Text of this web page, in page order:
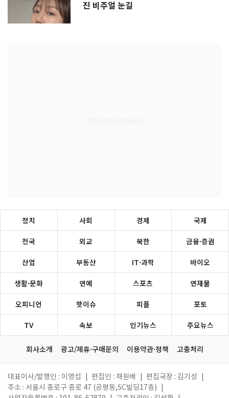
진 비주얼 눈길
정치 사회 경제 국제
전국 외교 북한 금융·증권
산업 부동산 IT·과학 바이오
생활·문화 연예 스포츠 연재물
오피니언 핫이슈 피플 포토
TV 속보 인기뉴스 주요뉴스
회사소개 광고/제휴·구매문의 이용약관·정책 고충처리
대표이사/발행인 : 이영섭 편집인 : 채원배 편집국장 : 김기성
주소 : 서울시 종로구 종로 47 (공평동,SC빌딩17층)